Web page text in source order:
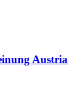
Austria